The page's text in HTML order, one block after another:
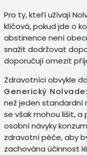
Pro ty, kteří užívají
klíčová, pokud jde o
abstinence není
snažit dodržovat
doporučují omezit
Zdravotníci obvykle
Generický
než jeden standardní
se však mohou lišit,
osobní návyky
zdravotní péče, aby
zachována účinnost